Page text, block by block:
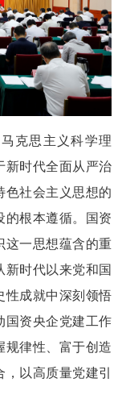
克思主义科学理
新时代全面从严治
色社会主义思想的
的根本遵循。国资
这一思想蕴含的重
时代以来党和国
性成就中深刻领悟
国资央企党建工作
规律性、富于创造
以高质量党建引